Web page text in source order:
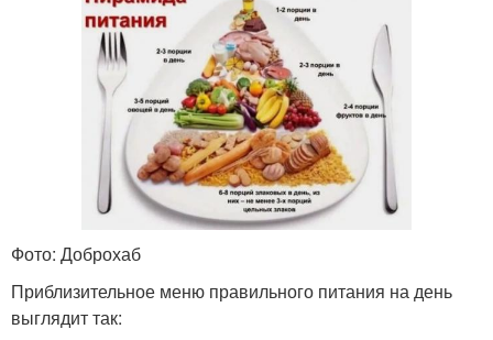
Фото: Доброхаб
Приблизительное меню правильного питания на день
выглядит так: